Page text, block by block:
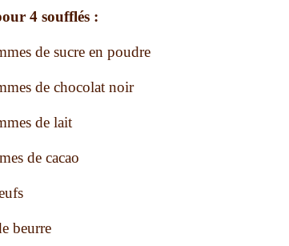
4 soufflés :
de sucre en poudre
de chocolat noir
de lait
de cacao
beurre